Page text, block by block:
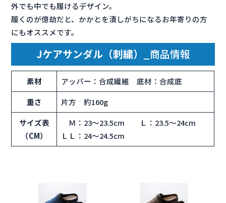
外でも中でも履けるデザイン。
履くのが億劫だと、かかとを潰しがちになるお年寄りの方
にもオススメです。
Jケアサンダル（刺繍）_ 商品情報
素材
アッパー：合成繊維 底材：合成底
重さ
片方 約160g
サイズ表
（CM）
Ｍ：23～23.5cm Ｌ：23.5～24cm
ＬＬ：24～24.5cm